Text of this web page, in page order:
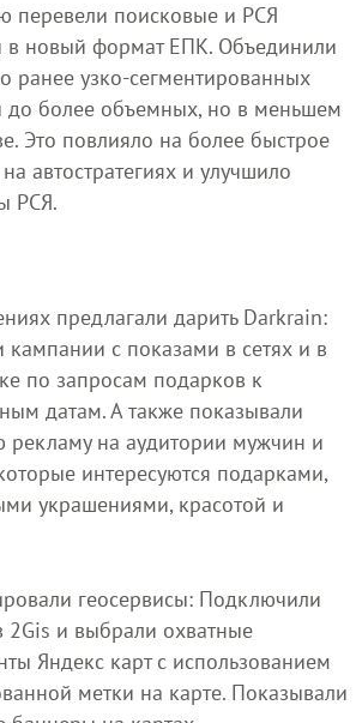
перевели поисковые и РСЯ
в новый формат ЕПК. Объединили
ранее узко-сегментированных
до более объемных, но в меньшем
Это повлияло на более быстрое
автостратегиях и улучшило
РСЯ.
предлагали дарить Darkrain:
кампании с показами в сетях и в
по запросам подарков к
датам. А также показывали
рекламу на аудитории мужчин и
интересуются подарками,
украшениями, красотой и
геосервисы: Подключили
2Gis и выбрали охватные
Яндекс карт с использованием
метки на карте. Показывали